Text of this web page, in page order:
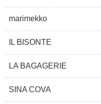
marimekko
IL BISONTE
LA BAGAGERIE
SINA COVA